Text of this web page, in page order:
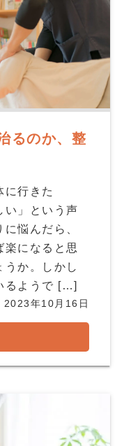
るのか、整
に行きた
い」という声
悩んだら、
楽になると思
うか。しかし
るようで […]
2023年10月16日